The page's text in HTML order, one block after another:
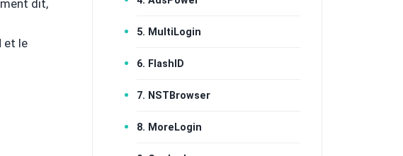
dit,
et le
5. MultiLogin
6. FlashID
7. NSTBrowser
8. MoreLogin